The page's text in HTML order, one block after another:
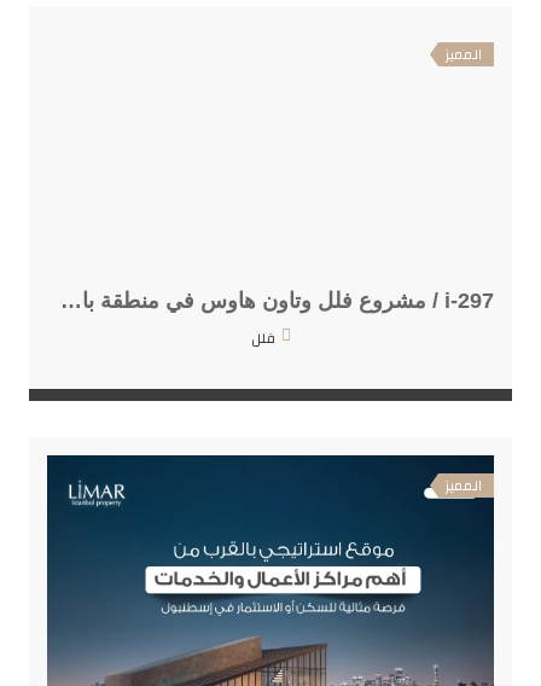
المميز
i-297 / مشروع فلل وتاون هاوس في منطقة باشاك شهير
فلل
المميز